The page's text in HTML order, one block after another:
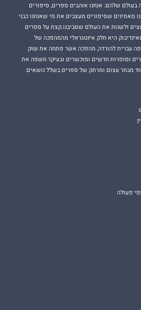
בעולם שלהם. אנחנו אוהבים ספרים, סיפורים
מאמינים שסיפורים מעצבים את מי שאנחנו כבני
ולשנות את העולם שסביבנו.קצת על ספרים
היא חלק אינטגראלי מהמהפכה של
עברית להורדה, מהפכה אשר פתחה את שוק
וסופרות חדשים ומוכשרים ובעיקר חשפה את
מבחר עצום ומרתק של ספרים בשלל נושאים
פעולה